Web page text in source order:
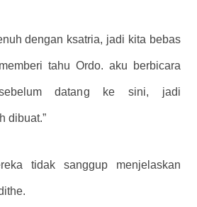
dengan ksatria, jadi kita bebas
tahu Ordo. aku berbicara
datang ke sini, jadi
dibuat.”
tidak sanggup menjelaskan